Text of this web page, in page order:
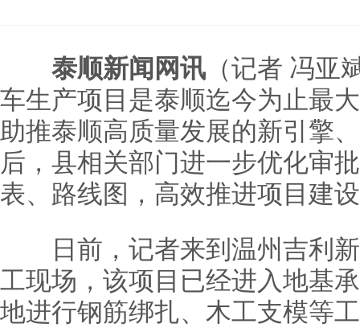
泰顺新闻网讯 （记者 冯亚
车生产项目是泰顺迄今为止最
助推泰顺高质量发展的新引擎
后，县相关部门进一步优化审
表、路线图，高效推进项目建
日前，记者来到温州吉利新
工现场，该项目已经进入地基
地进行钢筋绑扎、木工支模等